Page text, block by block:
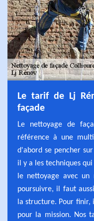
Le tarif de Lj
façade
Le nettoyage de
référence à une
d'abord se pencher
il y a les techniques
le nettoyage avec un
poursuivre, il faut
la structure. Pour finir,
pour la mission. Nos